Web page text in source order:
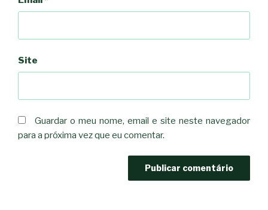
Site
Guardar o meu nome, email e site neste navegador
para a próxima vez que eu comentar.